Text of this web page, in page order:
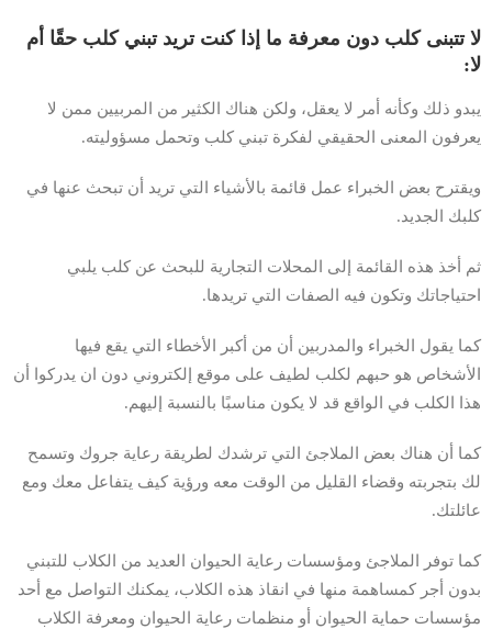
لا تتبنى كلب دون معرفة ما إذا كنت تريد تبني كلب حقًا أم
لا:
يبدو ذلك وكأنه أمر لا يعقل، ولكن هناك الكثير من المربيين ممن لا
يعرفون المعنى الحقيقي لفكرة تبني كلب وتحمل مسؤوليته.
ويقترح بعض الخبراء عمل قائمة بالأشياء التي تريد أن تبحث عنها في
كلبك الجديد.
ثم أخذ هذه القائمة إلى المحلات التجارية للبحث عن كلب يلبي
احتياجاتك وتكون فيه الصفات التي تريدها.
كما يقول الخبراء والمدربين أن من أكبر الأخطاء التي يقع فيها
الأشخاص هو حبهم لكلب لطيف على موقع إلكتروني دون ان يدركوا أن
هذا الكلب في الواقع قد لا يكون مناسبًا بالنسبة إليهم.
كما أن هناك بعض الملاجئ التي ترشدك لطريقة رعاية جروك وتسمح
لك بتجربته وقضاء القليل من الوقت معه ورؤية كيف يتفاعل معك ومع
عائلتك.
كما توفر الملاجئ ومؤسسات رعاية الحيوان العديد من الكلاب للتبني
بدون أجر كمساهمة منها في انقاذ هذه الكلاب، يمكنك التواصل مع أحد
مؤسسات حماية الحيوان أو منظمات رعاية الحيوان ومعرفة الكلاب